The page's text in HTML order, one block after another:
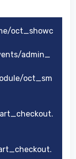
oct_showc
admin_
oct_sm